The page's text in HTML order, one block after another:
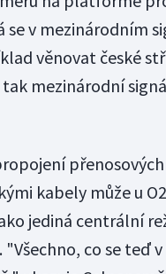
v mezinárodním
věnovat české
mezinárodní
kabely může u
jediná centrální
"Všechno, co se teď